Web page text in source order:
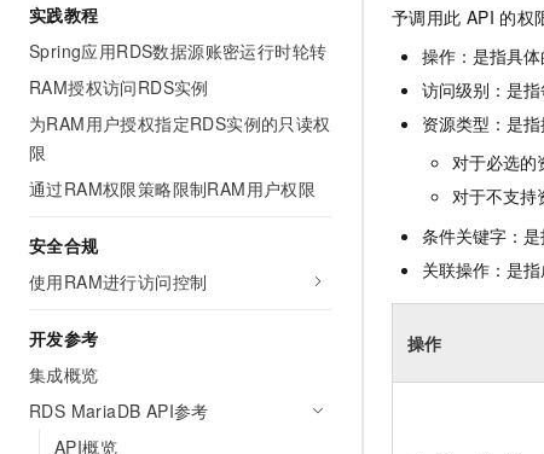
实践教程
Spring应用RDS数据源账密运行时轮转
RAM授权访问RDS实例
为RAM用户授权指定RDS实例的只读权
限
通过RAM权限策略限制RAM用户权限
安全合规
使用RAM进行访问控制
开发参考
集成概览
RDS MariaDB API参考
API概览
予调用此 API 的权
操作：是指具体
访问级别：是
资源类型：是
对于必选的
对于不支持
条件关键字：是
关联操作：是
操作